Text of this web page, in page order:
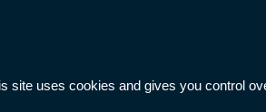
site uses cookies and gives you control